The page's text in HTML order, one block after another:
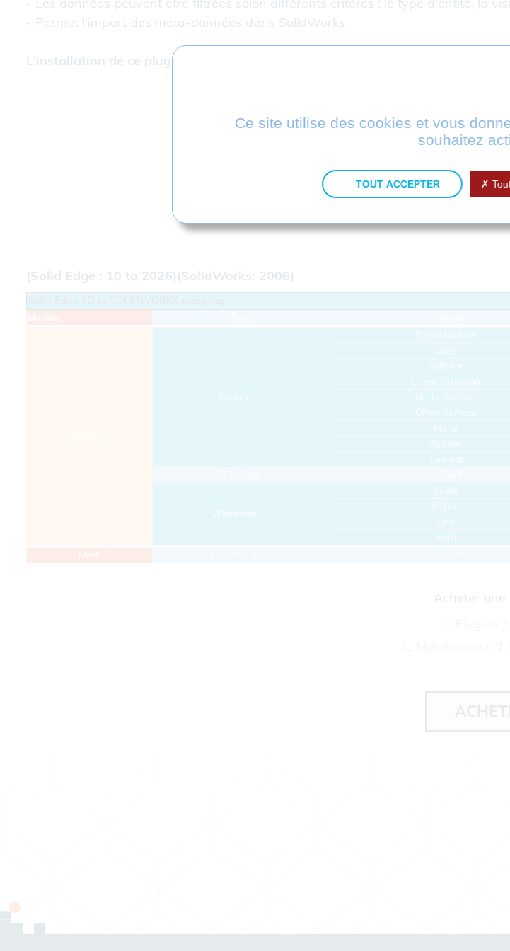
- Les données peuvent être filtrées selon différents critères : le type d'entité, la
- Permet l'import des méta-données dans SolidWorks.
L'installation de ce plug-in intégrera à SOLIDWORKS tous les formats
(Solid Edge: 10 to 2024) (SOLIDWORKS: 2011 to 2024)
(Solid Edge : 10 to 2026)(SolidWorks: 2006)
Surface
Blend surface
Cone
Cylinder
Linear Extrusion
Nurbs Surface
Offset Surface
Plane
Sphere
Toroidal
Wireframe
Circle
Ellipse
Line
Point
Acheter une
Ce site utilise des cookies et vous
souhaitez
TOUT ACCEPTER